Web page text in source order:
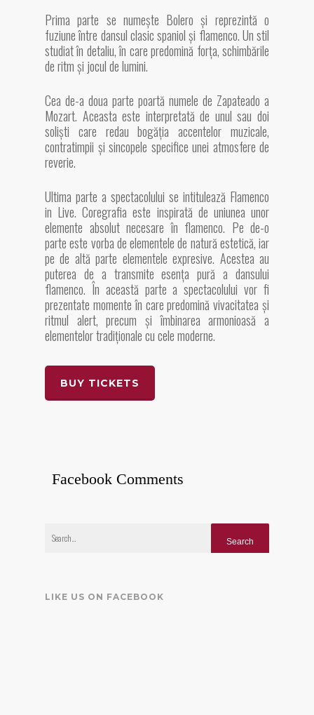
Prima parte se numește Bolero și reprezintă o
fuziune între dansul clasic spaniol și flamenco. Un stil
studiat în detaliu, în care predomină forța, schimbările
de ritm și jocul de lumini.
Cea de-a doua parte poartă numele de Zapateado a
Mozart. Aceasta este interpretată de unul sau doi
soliști care redau bogăția accentelor muzicale,
contratimpii și sincopele specifice unei atmosfere de
reverie.
Ultima parte a spectacolului se intitulează Flamenco
in Live. Coregrafia este inspirată de uniunea unor
elemente absolut necesare în flamenco. Pe de-o
parte este vorba de elementele de natură estetică, iar
pe de altă parte elementele expresive. Acestea au
puterea de a transmite esența pură a dansului
flamenco. În această parte a spectacolului vor fi
prezentate momente în care predomină vivacitatea și
ritmul alert, precum și îmbinarea armonioasă a
elementelor tradiționale cu cele moderne.
BUY TICKETS
Facebook Comments
LIKE US ON FACEBOOK